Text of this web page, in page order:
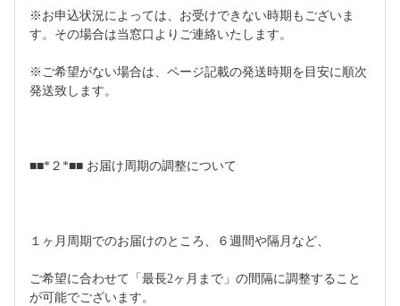
※お申込状況によっては、お受けできない時期もございま
す。その場合は当窓口よりご連絡いたします。
※ご希望がない場合は、ページ記載の発送時期を目安に順次
発送致します。
■■*２*■■ お届け周期の調整について
１ヶ月周期でのお届けのところ、６週間や隔月など、
ご希望に合わせて「最長2ヶ月まで」の間隔に調整すること
が可能でございます。